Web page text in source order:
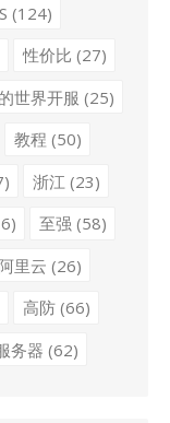
(124)
性价比 (27)
世界开服 (25)
教程 (50)
浙江 (23)
至强 (58)
阿里云 (26)
高防(66)
务器 (62)